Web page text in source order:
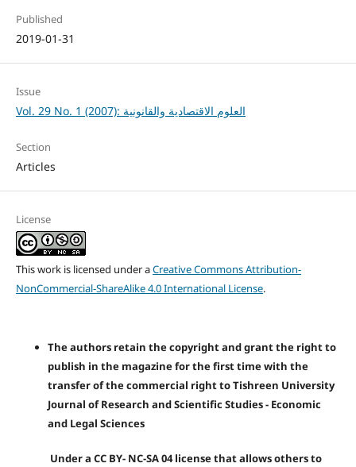
Published
2019-01-31
Issue
Vol. 29 No. 1 (2007): العلوم الاقتصادية والقانونية
Section
Articles
License
This work is licensed under aCreative Commons Attribution-
NonCommercial-ShareAlike 4.0 International License.
The authors retain the copyright and grant the right to
publish in the magazine for the first time with the
transfer of the commercial right to Tishreen University
Journal of Research and Scientific Studies - Economic
and Legal Sciences
Under a CC BY- NC-SA 04 license that allows others to